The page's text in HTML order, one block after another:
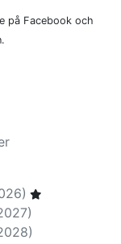
på Facebook och